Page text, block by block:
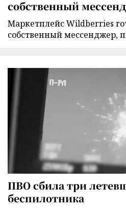
собственный
Маркетплейс Wildberries
собственный мессенджер,
ПВО сбила три
беспилотника